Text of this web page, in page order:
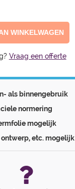
Vraag een offerte
als binnengebruik
normering
mogelijk
ontwerp, etc. mogelijk